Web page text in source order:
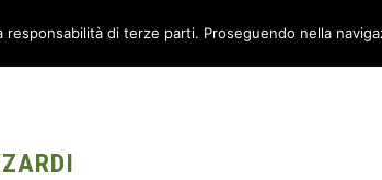
CANTIERE METABOX
di terze parti. Proseguendo nella